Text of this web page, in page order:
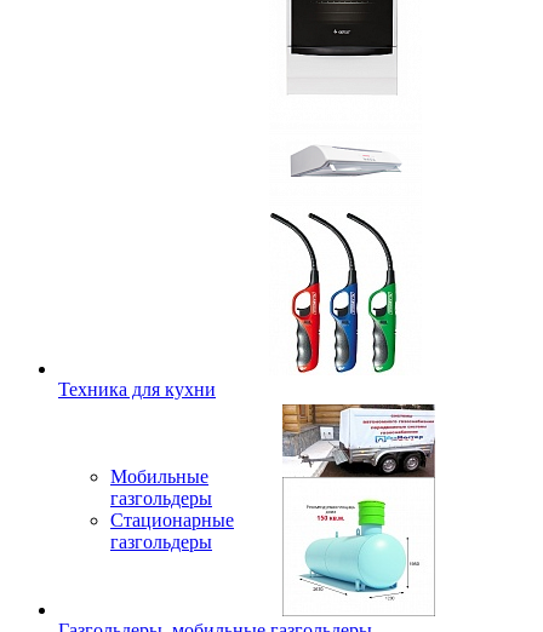
Техника для кухни
Мобильные
газгольдеры
Стационарные
газгольдеры